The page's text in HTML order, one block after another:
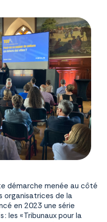
démarche menée au côté
de la
en 2023 une série
les « Tribunaux pour la